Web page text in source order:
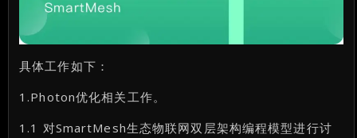
具体工作如下：
1.Photon优化相关工作。
1.1 对SmartMesh生态物联网双层架构编程模型进行讨